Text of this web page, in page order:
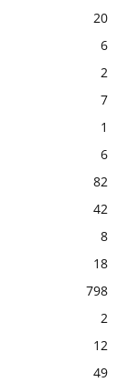
20
6
2
7
1
6
82
42
8
18
798
2
12
49